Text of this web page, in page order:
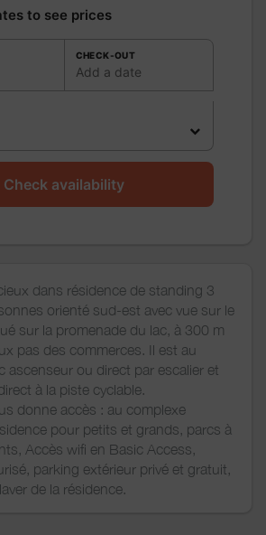
to see prices
CHECK-OUT
Add a date
Check availability
dans résidence de standing 3
orienté sud-est avec vue sur le
sur la promenade du lac, à 300 m
pas des commerces. Il est au
ascenseur ou direct par escalier et
à la piste cyclable.
donne accès : au complexe
pour petits et grands, parcs à
Accès wifi en Basic Access,
parking extérieur privé et gratuit,
de la résidence.